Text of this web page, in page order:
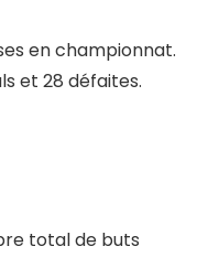
en championnat.
et 28 défaites.
total de buts